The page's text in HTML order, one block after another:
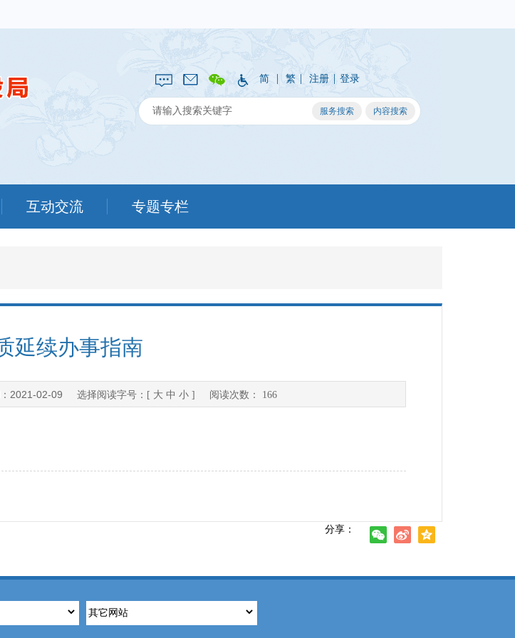
简 | 繁 | 注册 | 登录
互动交流 专题专栏
延续办事指南
2021-02-09 选择阅读字号：[ 大 中 小] 阅读次数： 166
分享：